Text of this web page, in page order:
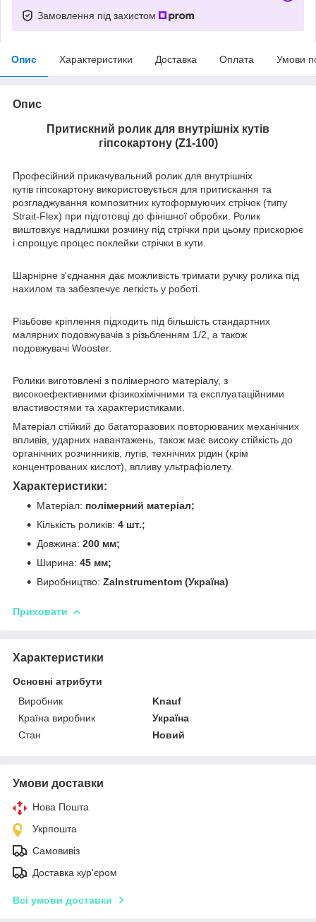
Замовлення під захистом
Опис Характеристики Доставка Оплата Умови
Опис
Притискний ролик для внутрішніх кутів
гіпсокартону (Z1-100)
Професійний прикачувальний ролик для внутрішніх
кутів гіпсокартону використовується для притискання та
розгладжування композитних кутоформуючих стрічок (типу
Strait-Flex) при підготовці до фінішної обробки. Ролик
виштовхує надлишки розчину під стрічки при цьому прискорює
і спрощує процес поклейки стрічки в кути.
Шарнірне з'єднання дає можливість тримати ручку ролика під
нахилом та забезпечує легкість у роботі.
Різьбове кріплення підходить під більшість стандартних
малярних подовжувачів з різьбленням 1/2, а також
подовжувачі Wooster.
Ролики виготовлені з полімерного матеріалу, з
високоефективними фізикохімічними та експлуатаційними
властивостями та характеристиками.
Матеріал стійкий до багаторазових повторюваних механічних
впливів, ударних навантажень, також має високу стійкість до
органічних розчинників, лугів, технічних рідин (крім
концентрованих кислот), впливу ультрафіолету.
Характеристики:
Матеріал: полімерний матеріал;
Кількість роликів: 4 шт.;
Довжина: 200 мм;
Ширина: 45 мм;
Виробництво: ZaInstrumentom (Україна)
Приховати
Характеристики
Основні атрибути
Виробник
Knauf
Країна виробник
Україна
Стан
Новий
Умови доставки
Нова Пошта
Укрпошта
Самовивіз
Доставка кур'єром
Всі умови доставки